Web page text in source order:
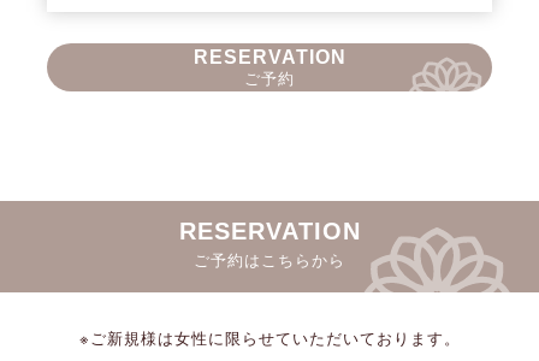
RESERVATION
ご予約
RESERVATION
ご予約はこちらから
※ご新規様は女性に限らせていただいております。